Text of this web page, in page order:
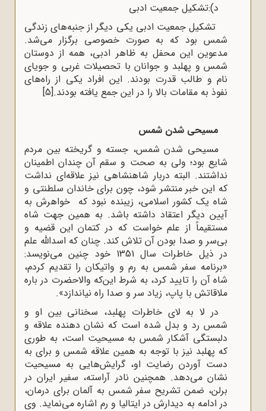
د):تشکیل جمعیت ادبی
تشکیل جمعیت ادبی یکی دیگر از جنبه‌‌های زندگی
شمس بود که به صورت خصوصی برگزار می‌شد.
مدعوین این محفل به ظاهر ادبی، همه از دوستان
شمس و پهلبد و جوانان با تحصیلات غربی و جویای
نام و طالب قدرت بودند. این افراد یکی از راه‌‌های
نفوذ به مقامات بالا را در این جمع یافته بودند.[5]
مسیحی شدن شمس
مسیحی شدن شمس، جسته و گریخته بین مردم
شایع بود؛ ولی به صحت و سقم آن چندان اطمینان
نداشتند. البته دربار شاهنشاهی نیز علاقه‌ای نداشت
که این خبر منتشر شود، چون برای خاندان سلطنتی و
شاه یک کشور اسلامی، زیبنده نبود که خواهرش به
آیین دیگر اعتقاد داشته باشد. به همین جهت شاه
مستقیماً از علم خواست که در کتمان این قضیه و
بی‌سر و صدا بودن آن تلاش کند. چنان ‌که اسدالله علم
در ذیل خاطرات سال 1351 خود چنین می‌‌نویسد:
«برنامه سفر شمس به رم و واتیکان را تقدیم کردم،
شاه آن را تایید کرد، به شرط این‌که والاحضرت در باره
ملاقاتش با پاپ، زیاد سر و صدا راه نیاندازد».
در لا‌ به لای خاطرات پهلبد، سخنانی بین او و
شمس رد و بدل شده است که نشان‌ دهنده علاقه و
دلبستگی آشکار شمس به مسیحیت است، به طوری‌
که پهلبد نیز با توجه به همین علاقه شمس و برای به
دست آوردن رضایت او، گرایش‌هایی به مسیحیت
نشان می‌‌دهد. همچنین نادر آراسته، سفیر ایران در
برلن، ضمن تشریح سفر شمس به آلمان برای درمان،
در ادامه به دیدارش در ایتالیا و رم اشاره می‌نماید. وی